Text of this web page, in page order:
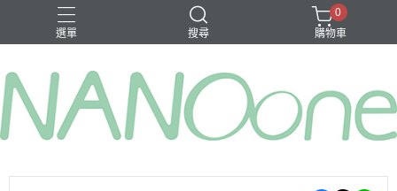
選單 搜尋
募資金額 100
0
購物車